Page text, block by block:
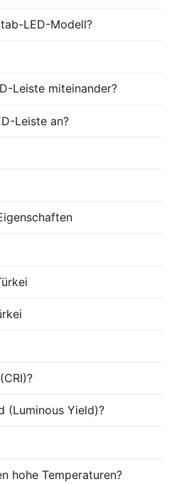
LED-Modell?
Leiste miteinander?
Leiste an?
(Luminous Yield)?
hohe Temperaturen?